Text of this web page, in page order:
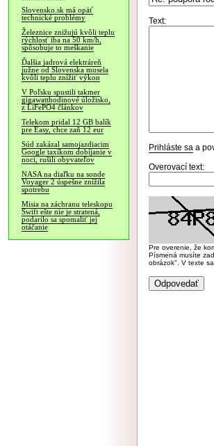
Slovensko.sk má opäť
technické problémy
Železnice znižujú kvôli teplu
rýchlosť iba na 50 km/h,
spôsobuje to meškanie
Ďalšia jadrová elektráreň
južne od Slovenska musela
kvôli teplu znížiť výkon
V Poľsku spustili takmer
gigawatthodinové úložisko,
z LiFePO4 článkov
Telekom pridal 12 GB balík
pre Easy, chce zaň 12 eur
Súd zakázal samojazdiacim
Google taxíkom dobíjanie v
noci, rušili obyvateľov
NASA na diaľku na sonde
Voyager 2 úspešne znížila
spotrebu
Misia na záchranu teleskopu
Swift ešte nie je stratená,
podarilo sa spomaliť jej
otáčanie
Text:
Prihláste sa a
Overovací text:
Pre overenie, že
Písmená musíte
obrázok". V texte